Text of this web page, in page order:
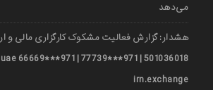
می‌دهد
هشدار: گزارش فعالیت مشکوک کارگزاری مالی و
nerkhuae
irn.exchange